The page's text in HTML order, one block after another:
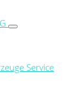
Service